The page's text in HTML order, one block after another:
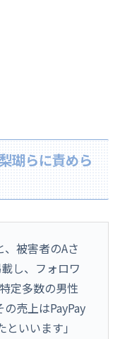
瑚らに責めら
被害者のAさ
し、フォロワ
定多数の男性
売上はPayPay
いいます」